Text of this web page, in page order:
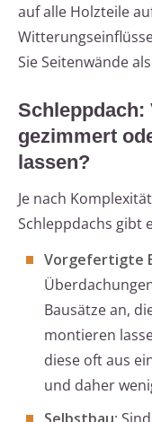
auf alle Holzteile
Sie Seitenwände
Schleppdach:
gezimmert
lassen?
Je nach
Schleppdachs gibt
Vorgefertigte
Bausätze an,
montieren
diese oft aus
und daher